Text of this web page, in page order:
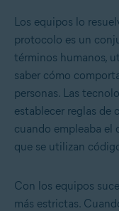
Los equipos lo
protocolo es un
términos humanos,
saber cómo
personas. Las
establecer reglas de
cuando empleaba el
que se utilizan
Con los equipos
más estrictas.